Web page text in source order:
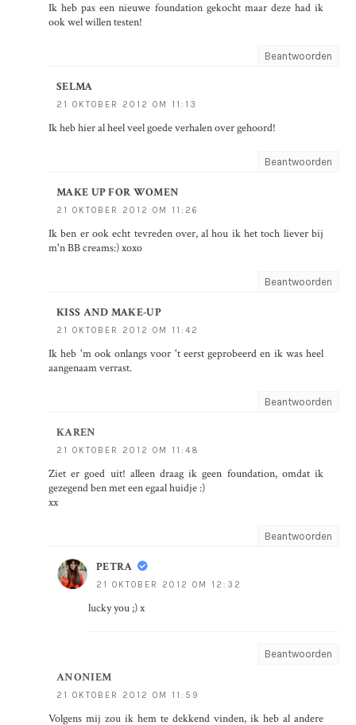
Ik heb pas een nieuwe foundation gekocht maar deze had ik
ook wel willen testen!
Beantwoorden
SELMA
21 OKTOBER 2012 OM 11:13
Ik heb hier al heel veel goede verhalen over gehoord!
Beantwoorden
MAKE UP FOR WOMEN
21 OKTOBER 2012 OM 11:26
Ik ben er ook echt tevreden over, al hou ik het toch liever bij
m'n BB creams:) xoxo
Beantwoorden
KISS AND MAKE-UP
21 OKTOBER 2012 OM 11:42
Ik heb 'm ook onlangs voor 't eerst geprobeerd en ik was heel
aangenaam verrast.
Beantwoorden
KAREN
21 OKTOBER 2012 OM 11:48
Ziet er goed uit! alleen draag ik geen foundation, omdat ik
gezegend ben met een egaal huidje :)
xx
Beantwoorden
PETRA
21 OKTOBER 2012 OM 12:32
lucky you ;) x
Beantwoorden
ANONIEM
21 OKTOBER 2012 OM 11:59
Volgens mij zou ik hem te dekkend vinden, ik heb al andere